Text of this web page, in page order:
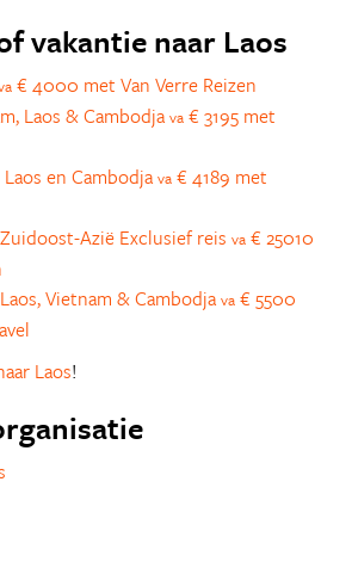
vakantie naar Laos
€ 4000 met Van Verre Reizen
Laos & Cambodja va € 3195 met
en Cambodja va € 4189 met
Azië Exclusief reis va € 25010
Vietnam & Cambodja va € 5500
Laos!